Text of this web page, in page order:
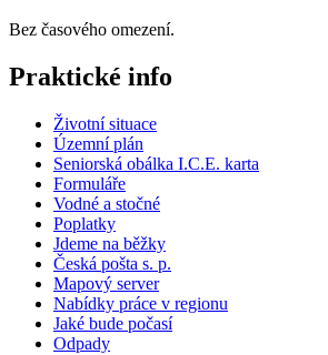
Bez časového omezení.
Praktické info
Životní situace
Územní plán
Seniorská obálka I.C.E. karta
Formuláře
Vodné a stočné
Poplatky
Jdeme na běžky
Česká pošta s. p.
Mapový server
Nabídky práce v regionu
Jaké bude počasí
Odpady